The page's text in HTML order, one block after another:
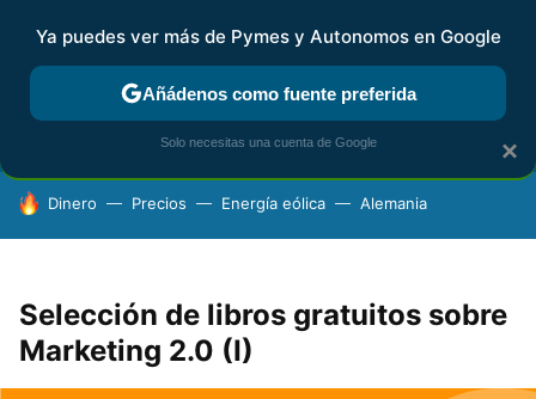
FISCALIDAD Y CONTABILIDAD KIT DIGITAL RENTA
HOY SE HABLA DE
Dinero Precios Energía eólica Alemania
Selección de libros gratuitos sobre
Marketing 2.0 (I)
×
Ya puedes ver más de Pymes y Autonomos en Google
Añádenos como fuente preferida
Solo necesitas una cuenta de Google